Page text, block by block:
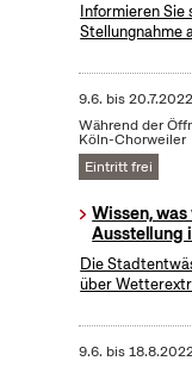
Informieren Sie
Stellungnahme
9.6. bis20.7.2022
Während der
Köln-Chorweiler
Eintritt frei
Wissen,
Ausstellung
Die
über
9.6. bis